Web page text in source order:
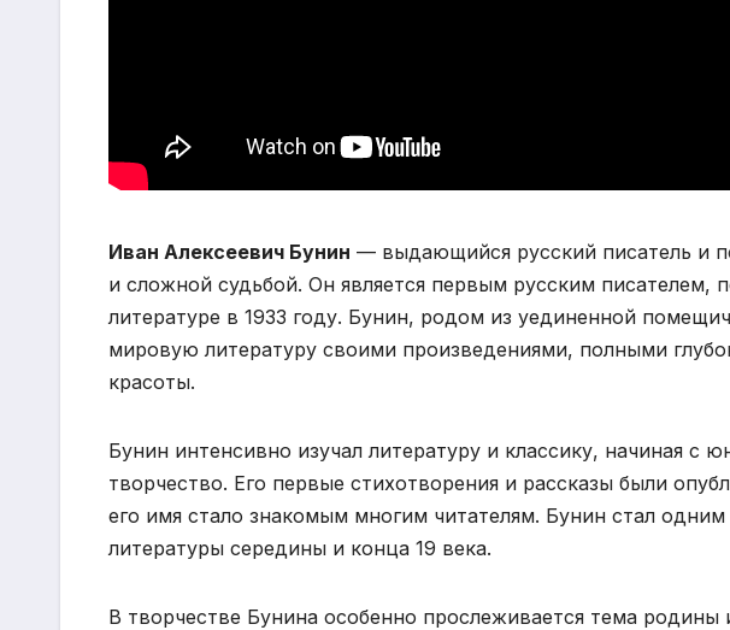
Иван Алексеевич Бунин — выдающийся русский писатель и
и сложной судьбой. Он является первым русским
литературе в 1933 году. Бунин, родом из уединенной
мировую литературу своими произведениями, полными
красоты.
Бунин интенсивно изучал литературу и классику, начиная с
творчество. Его первые стихотворения и рассказы были
его имя стало знакомым многим читателям. Бунин стал
литературы середины и конца 19 века.
В творчестве Бунина особенно прослеживается тема